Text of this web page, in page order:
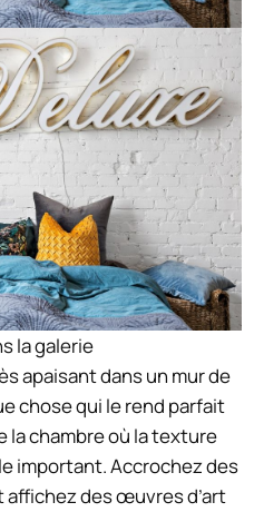
la galerie
apaisant dans un mur de
chose qui le rend parfait
la chambre où la texture
important. Accrochez des
des œuvres d’art